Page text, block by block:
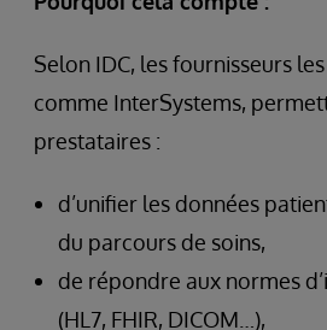
Selon IDC, les fournisseurs
comme InterSystems,
prestataires :
d’unifier les données
du parcours de soins,
de répondre aux normes
(HL7, FHIR, DICOM…),